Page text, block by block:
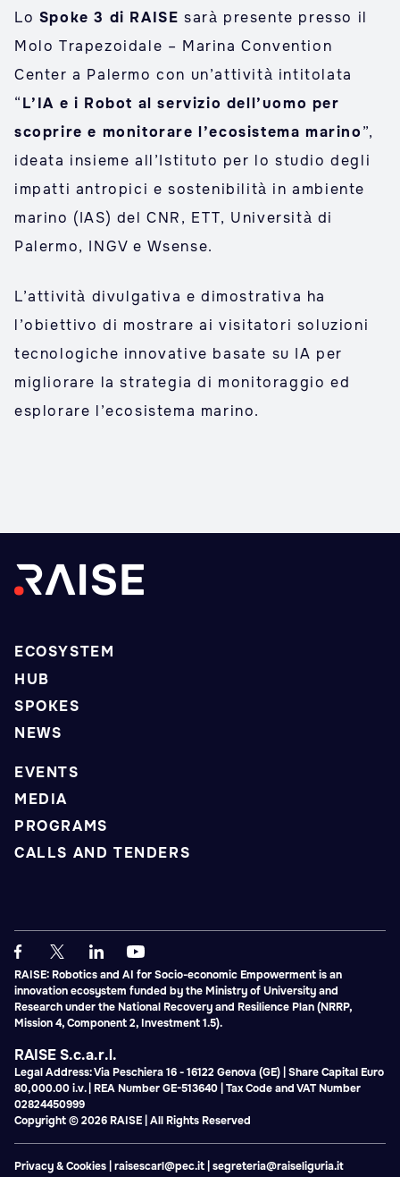
Lo Spoke 3 di RAISE sarà presente presso il
Molo Trapezoidale – Marina Convention
Center a Palermo con un’attività intitolata
“L’IA e i Robot al servizio dell’uomo per
scoprire e monitorare l’ecosistema marino”,
ideata insieme all’Istituto per lo studio degli
impatti antropici e sostenibilità in ambiente
marino (IAS) del CNR, ETT, Università di
Palermo, INGV e Wsense.
L’attività divulgativa e dimostrativa ha
l’obiettivo di mostrare ai visitatori soluzioni
tecnologiche innovative basate su IA per
migliorare la strategia di monitoraggio ed
esplorare l’ecosistema marino.
ECOSYSTEM
HUB
SPOKES
NEWS
EVENTS
MEDIA
PROGRAMS
CALLS AND TENDERS
RAISE: Robotics and AI for Socio-economic Empowerment is an
innovation ecosystem funded by the Ministry of University and
Research under the National Recovery and Resilience Plan (NRRP,
Mission 4, Component 2, Investment 1.5).
RAISE S.c.a.r.l.
Legal Address: Via Peschiera 16 - 16122 Genova (GE) | Share Capital Euro
80,000.00 i.v. | REA Number GE-513640 | Tax Code and VAT Number
02824450999
Copyright © 2026 RAISE | All Rights Reserved
Privacy & Cookies raisescarl@pec.it segreteria@raiseliguria.it